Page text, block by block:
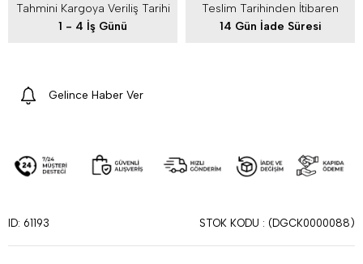
Tahmini Kargoya Veriliş Tarihi
1 - 4 İş Günü
Teslim Tarihinden İtibaren
14 Gün İade Süresi
Gelince Haber Ver
ID: 61193 STOK KODU (DGCK0000088)